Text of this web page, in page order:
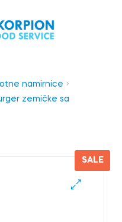
namirnice
zemičke sa
SALE